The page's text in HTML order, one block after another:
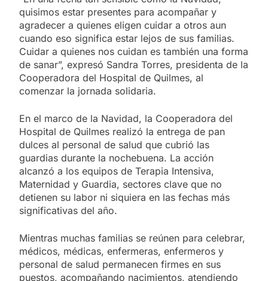
quisimos estar presentes para acompañar y
agradecer a quienes eligen cuidar a otros aun
cuando eso significa estar lejos de sus familias.
Cuidar a quienes nos cuidan es también una forma
de sanar”, expresó Sandra Torres, presidenta de la
Cooperadora del Hospital de Quilmes, al
comenzar la jornada solidaria.
En el marco de la Navidad, la Cooperadora del
Hospital de Quilmes realizó la entrega de pan
dulces al personal de salud que cubrió las
guardias durante la nochebuena. La acción
alcanzó a los equipos de Terapia Intensiva,
Maternidad y Guardia, sectores clave que no
detienen su labor ni siquiera en las fechas más
significativas del año.
Mientras muchas familias se reúnen para celebrar,
médicos, médicas, enfermeras, enfermeros y
personal de salud permanecen firmes en sus
puestos, acompañando nacimientos, atendiendo